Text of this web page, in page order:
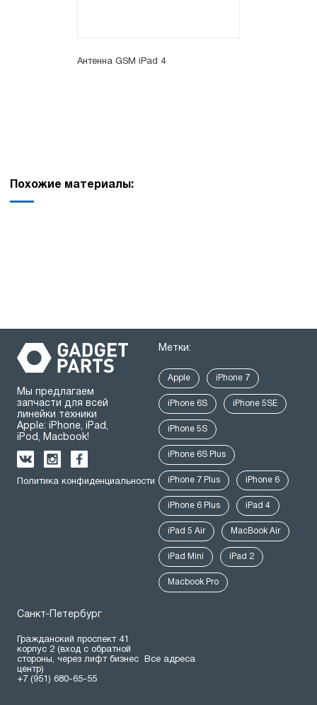
Антенна GSM iPad 4
Похожие материалы:
Мы предлагаем
запчасти для всей
линейки техники
Apple: iPhone, iPad,
iPod, Macbook!
Политика конфиденциальности
Метки:
Apple iPhone 7
iPhone 6S iPhone 5SE
iPhone 5S
iPhone 6S Plus
iPhone 7 Plus iPhone 6
iPhone 6 Plus iPad 4
iPad 5 Air MacBook Air
iPad Mini iPad 2
Macbook Pro
Санкт-Петербург
Гражданский проспект 41
корпус 2 (вход с обратной
стороны, через лифт бизнес
центр)
+7 (951) 680-65-55
Все адреса